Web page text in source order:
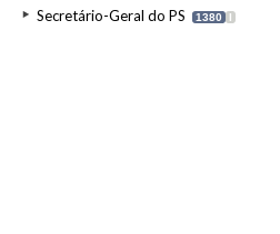
Secretário-Geral do PS 1380 I